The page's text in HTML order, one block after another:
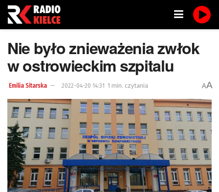
Nie było znieważenia zwłok
w ostrowieckim szpitalu
Emilia Sitarska 2022-04-20 14:31 1 min. czytania AA